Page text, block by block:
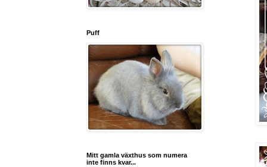
Puff
Mitt gamla växthus som numera
inte finns kvar...